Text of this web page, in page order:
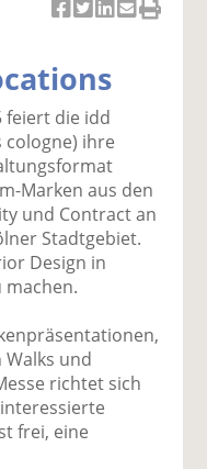
k
el
a
uf
F
ac
e
b
o
o
k
te
il
e
n
k
el
t
wi
tt
er
n
k
el
a
uf
Li
n
k
e
di
te
il
e
n
m
ai
l
n
d
e
e
n
feiert die idd
ihre
Marken aus den
und Contract an
Stadtgebiet.
Design in
und
richtet sich
frei, eine